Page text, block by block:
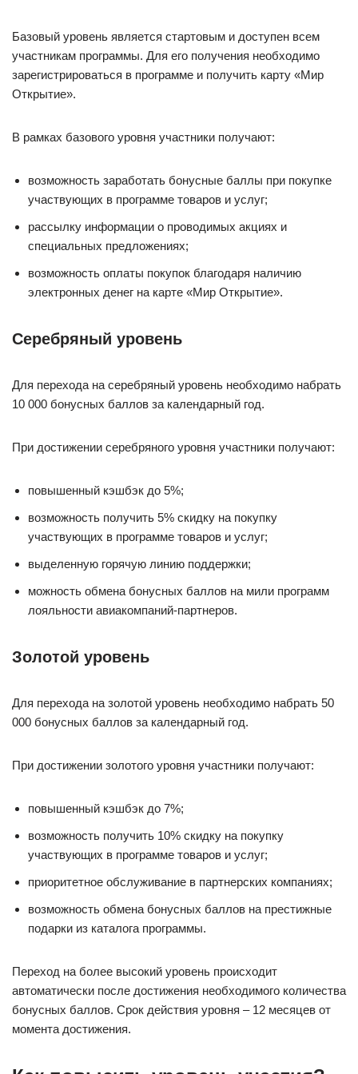
Базовый уровень является стартовым и доступен всем
участникам программы. Для его получения необходимо
зарегистрироваться в программе и получить карту «Мир
Открытие».
В рамках базового уровня участники получают:
возможность заработать бонусные баллы при покупке
участвующих в программе товаров и услуг;
рассылку информации о проводимых акциях и
специальных предложениях;
возможность оплаты покупок благодаря наличию
электронных денег на карте «Мир Открытие».
Серебряный уровень
Для перехода на серебряный уровень необходимо набрать
10 000 бонусных баллов за календарный год.
При достижении серебряного уровня участники получают:
повышенный кэшбэк до 5%;
возможность получить 5% скидку на покупку
участвующих в программе товаров и услуг;
выделенную горячую линию поддержки;
можность обмена бонусных баллов на мили программ
лояльности авиакомпаний-партнеров.
Золотой уровень
Для перехода на золотой уровень необходимо набрать 50
000 бонусных баллов за календарный год.
При достижении золотого уровня участники получают:
повышенный кэшбэк до 7%;
возможность получить 10% скидку на покупку
участвующих в программе товаров и услуг;
приоритетное обслуживание в партнерских компаниях;
возможность обмена бонусных баллов на престижные
подарки из каталога программы.
Переход на более высокий уровень происходит
автоматически после достижения необходимого количества
бонусных баллов. Срок действия уровня – 12 месяцев от
момента достижения.